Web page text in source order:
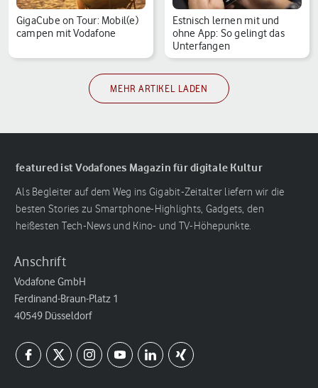
GigaCube on Tour: Mobil(e)
campen mit Vodafone
Estnisch lernen mit und
ohne App: So gelingt das
Unterfangen
MEHR ARTIKEL LADEN
featured ist Vodafones Magazin für digitale Kultur
Als Begleiter auf dem Weg ins Gigabit-Zeitalter liefern wir die
besten Stories zu Smartphone-Highlights, Gadgets, den
heißesten Tech-News und Kino- und TV-Höhepunkte.
Anschrift
Vodafone GmbH
Ferdinand-Braun-Platz 1
40549 Düsseldorf